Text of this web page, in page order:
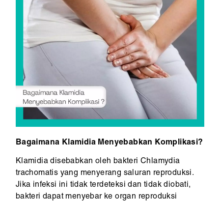
Bagaimana Klamidia Menyebabkan Komplikasi?
Klamidia disebabkan oleh bakteri Chlamydia
trachomatis yang menyerang saluran reproduksi.
Jika infeksi ini tidak terdeteksi dan tidak diobati,
bakteri dapat menyebar ke organ reproduksi